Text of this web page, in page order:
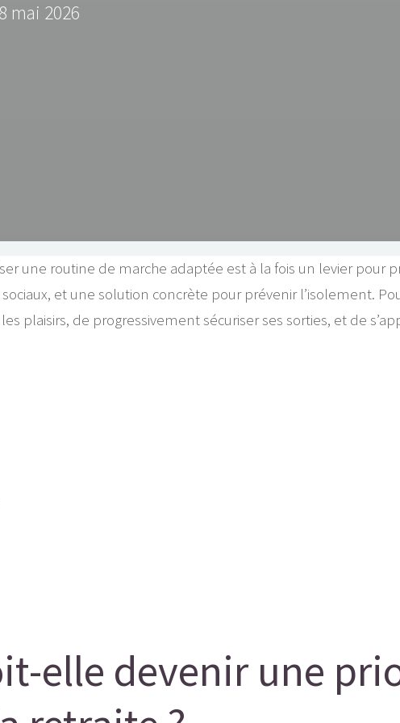
mai 2026
une routine de marche adaptée est à la fois un levier pour
et une solution concrète pour prévenir l’isolement.
plaisirs, de progressivement sécuriser ses sorties, et de
elle devenir une